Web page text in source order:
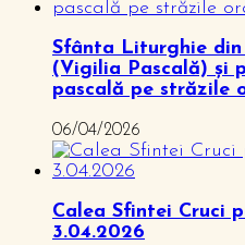
Sfânta Liturghie
(Vigilia Pascală) și
pascală pe străzile
06/04/2026
Calea Sfintei Cruci
3.04.2026